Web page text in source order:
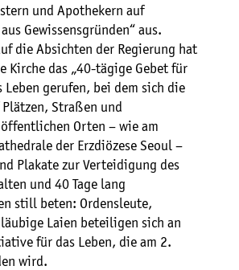
und Apothekern auf
Gewissensgründen“ aus.
die Absichten der Regierung hat
Kirche das „40-tägige Gebet für
Leben gerufen, bei dem sich die
Straßen und
Orten – wie am
der Erzdiözese Seoul –
Plakate zur Verteidigung des
und 40 Tage lang
still beten: Ordensleute,
Laien beteiligen sich an
für das Leben, die am 2.
wird.